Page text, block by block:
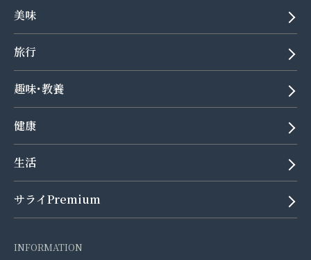
美味
旅行
趣味･教養
健康
生活
サライPremium
INFORMATION